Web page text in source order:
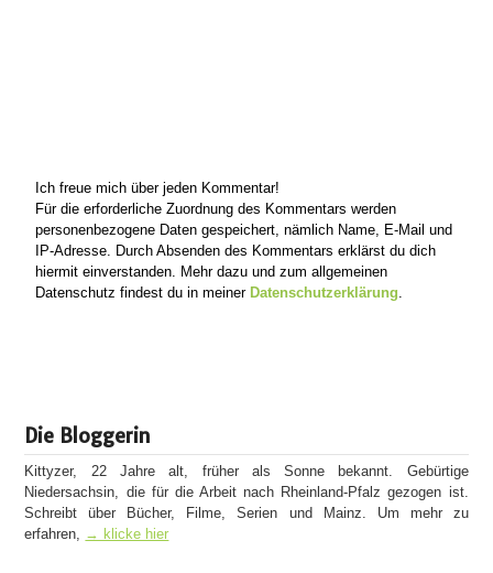
Ich freue mich über jeden Kommentar!
Für die erforderliche Zuordnung des Kommentars werden
personenbezogene Daten gespeichert, nämlich Name, E-Mail und
IP-Adresse. Durch Absenden des Kommentars erklärst du dich
hiermit einverstanden. Mehr dazu und zum allgemeinen
Datenschutz findest du in meiner Datenschutzerklärung.
Die Bloggerin
Kittyzer, 22 Jahre alt, früher als Sonne bekannt. Gebürtige
Niedersachsin, die für die Arbeit nach Rheinland-Pfalz gezogen ist.
Schreibt über Bücher, Filme, Serien und Mainz. Um mehr zu
erfahren, → klicke hier